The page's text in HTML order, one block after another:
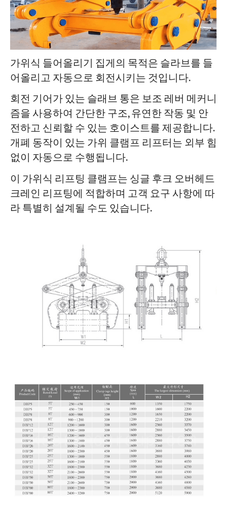
가위식 들어올리기 집게의 목적은 슬라브를 들
어올리고 자동으로 회전시키는 것입니다.
회전 기어가 있는 슬래브 통은 보조 레버 메커니
즘을 사용하여 간단한 구조, 유연한 작동 및 안
전하고 신뢰할 수 있는 호이스트를 제공합니다.
개폐 동작이 있는 가위 클램프 리프터는 외부 힘
없이 자동으로 수행됩니다.
이 가위식 리프팅 클램프는 싱글 후크 오버헤드
크레인 리프팅에 적합하며 고객 요구 사항에 따
라 특별히 설계될 수도 있습니다.